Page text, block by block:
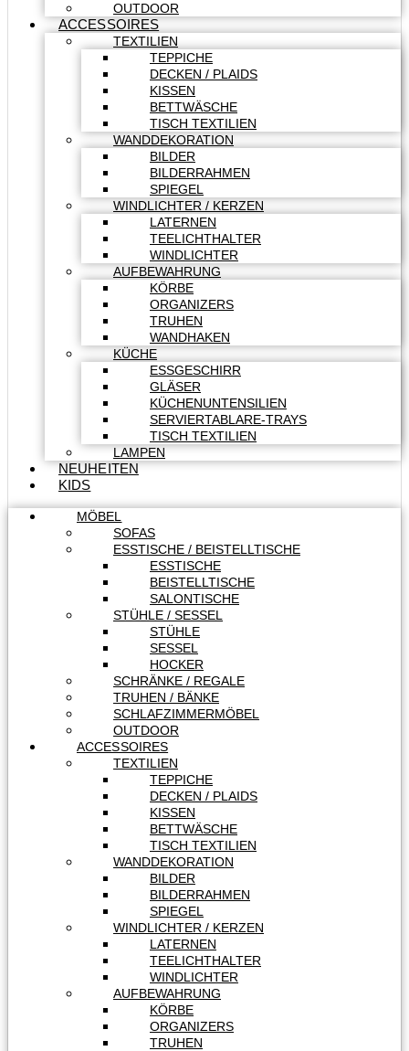
OUTDOOR
ACCESSOIRES
TEXTILIEN
TEPPICHE
DECKEN / PLAIDS
KISSEN
BETTWÄSCHE
TISCH TEXTILIEN
WANDDEKORATION
BILDER
BILDERRAHMEN
SPIEGEL
WINDLICHTER / KERZEN
LATERNEN
TEELICHTHALTER
WINDLICHTER
AUFBEWAHRUNG
KÖRBE
ORGANIZERS
TRUHEN
WANDHAKEN
KÜCHE
ESSGESCHIRR
GLÄSER
KÜCHENUNTENSILIEN
SERVIERTABLARE-TRAYS
TISCH TEXTILIEN
LAMPEN
NEUHEITEN
KIDS
MÖBEL
SOFAS
ESSTISCHE / BEISTELLTISCHE
ESSTISCHE
BEISTELLTISCHE
SALONTISCHE
STÜHLE / SESSEL
STÜHLE
SESSEL
HOCKER
SCHRÄNKE / REGALE
TRUHEN / BÄNKE
SCHLAFZIMMERMÖBEL
OUTDOOR
ACCESSOIRES
TEXTILIEN
TEPPICHE
DECKEN / PLAIDS
KISSEN
BETTWÄSCHE
TISCH TEXTILIEN
WANDDEKORATION
BILDER
BILDERRAHMEN
SPIEGEL
WINDLICHTER / KERZEN
LATERNEN
TEELICHTHALTER
WINDLICHTER
AUFBEWAHRUNG
KÖRBE
ORGANIZERS
TRUHEN